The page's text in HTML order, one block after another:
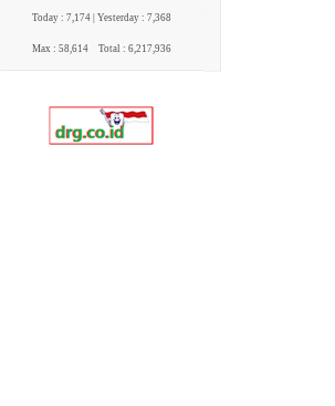
Today : 7,174 | Yesterday : 7,368
Max : 58,614 Total : 6,217,936